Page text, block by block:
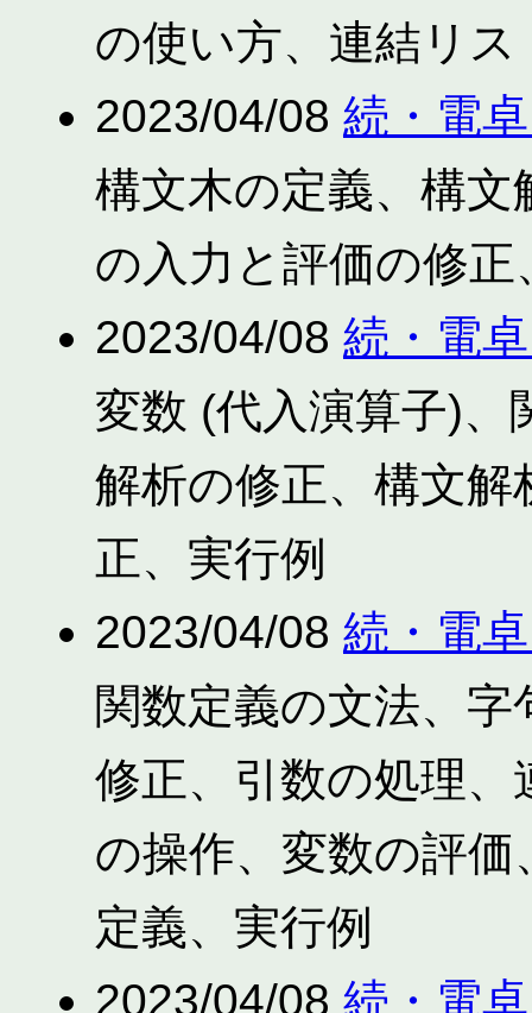
の使い方、連結リ
2023/04/08 続・電
構文木の定義、構
の入力と評価の修正
2023/04/08 続・電
変数 (代入演算子)、
解析の修正、構文
正、実行例
2023/04/08 続・電
関数定義の文法、
修正、引数の処理
の操作、変数の評
定義、実行例
2023/04/08 続・電